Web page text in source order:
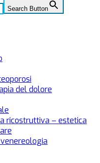
Search Button
del dolore
ricostruttiva – estetica